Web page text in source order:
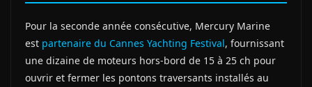
Pour la seconde année consécutive, Mercury Marine
est partenaire du Cannes Yachting Festival, fournissant
une dizaine de moteurs hors-bord de 15 à 25 ch pour
ouvrir et fermer les pontons traversants installés au